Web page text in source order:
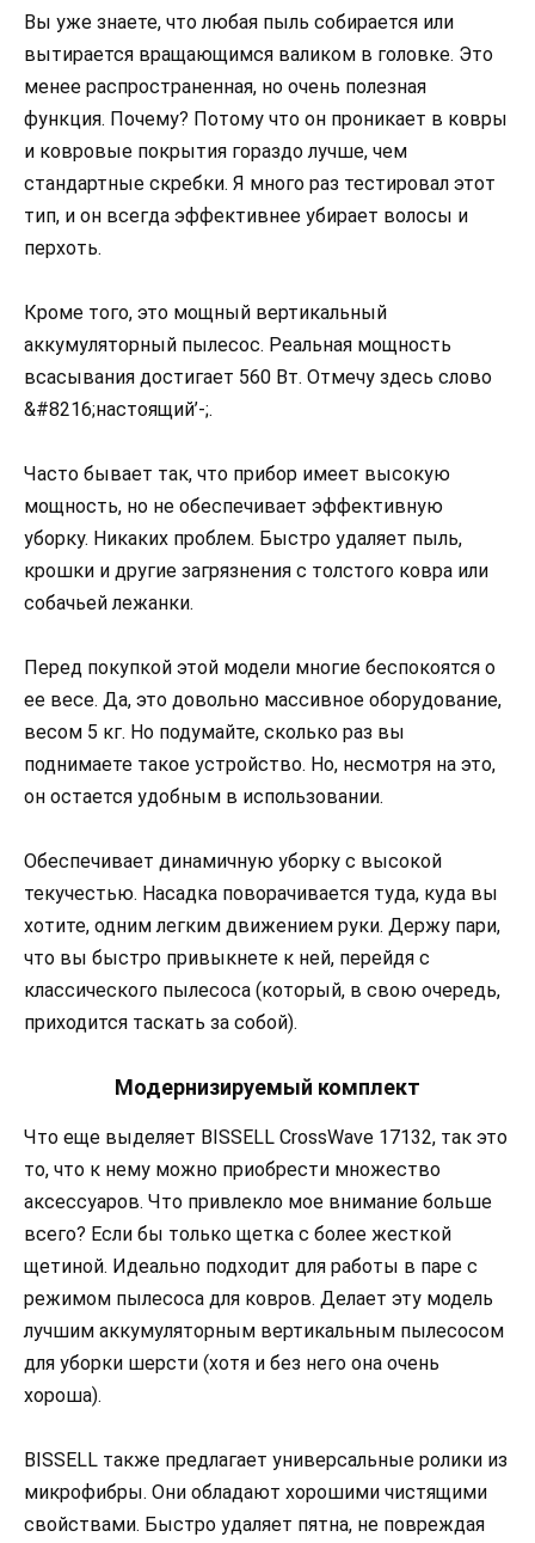
Вы уже знаете, что любая пыль собирается или
вытирается вращающимся валиком в головке. Это
менее распространенная, но очень полезная
функция. Почему? Потому что он проникает в ковры
и ковровые покрытия гораздо лучше, чем
стандартные скребки. Я много раз тестировал этот
тип, и он всегда эффективнее убирает волосы и
перхоть.
Кроме того, это мощный вертикальный
аккумуляторный пылесос. Реальная мощность
всасывания достигает 560 Вт. Отмечу здесь слово
&#8216;настоящий’-;.
Часто бывает так, что прибор имеет высокую
мощность, но не обеспечивает эффективную
уборку. Никаких проблем. Быстро удаляет пыль,
крошки и другие загрязнения с толстого ковра или
собачьей лежанки.
Перед покупкой этой модели многие беспокоятся о
ее весе. Да, это довольно массивное оборудование,
весом 5 кг. Но подумайте, сколько раз вы
поднимаете такое устройство. Но, несмотря на это,
он остается удобным в использовании.
Обеспечивает динамичную уборку с высокой
текучестью. Насадка поворачивается туда, куда вы
хотите, одним легким движением руки. Держу пари,
что вы быстро привыкнете к ней, перейдя с
классического пылесоса (который, в свою очередь,
приходится таскать за собой).
Модернизируемый комплект
Что еще выделяет BISSELL CrossWave 17132, так это
то, что к нему можно приобрести множество
аксессуаров. Что привлекло мое внимание больше
всего? Если бы только щетка с более жесткой
щетиной. Идеально подходит для работы в паре с
режимом пылесоса для ковров. Делает эту модель
лучшим аккумуляторным вертикальным пылесосом
для уборки шерсти (хотя и без него она очень
хороша).
BISSELL также предлагает универсальные ролики из
микрофибры. Они обладают хорошими чистящими
свойствами. Быстро удаляет пятна, не повреждая